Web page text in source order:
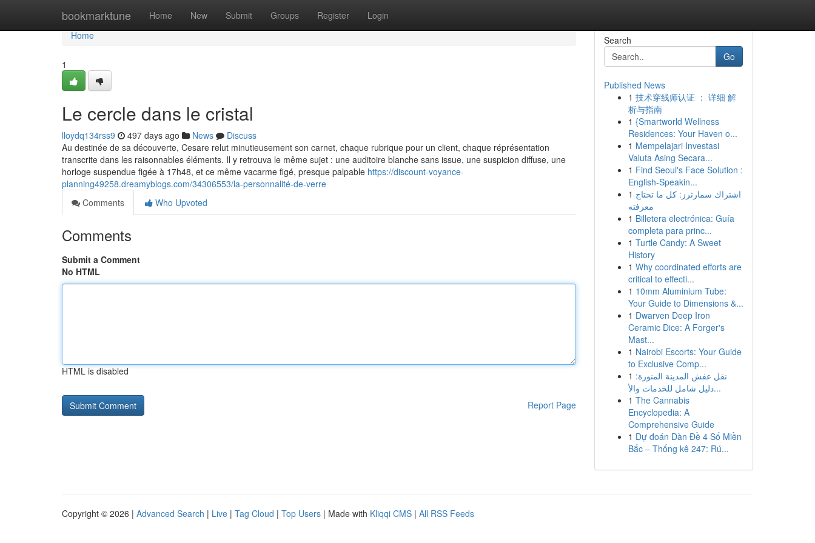
bookmarktune Home New Submit Groups Register Login
Home
Home
1
Le cercle dans le cristal
lloydq134rss9 497 days ago News
Discuss
Au destinée de sa découverte, Cesare relut minutieusement son carnet, chaque rubrique pour un client, chaque réprésentation
transcrite dans les raisonnables éléments. Il y retrouva le même sujet : une auditoire blanche sans issue, une suspicion diffuse, une
horloge suspendue figée à 17h48, et ce même vacarme figé, presque palpable https://discount-voyance-
planning49258.dreamyblogs.com/34306553/la-personnalité-de-verre
Comments
Who Upvoted
Comments
Submit a Comment
No HTML
HTML is disabled
Report Page
Search
Go
Published News
1 技术穿线师认证 ： 详细 解
析与指南
1 {Smartworld Wellness
Residences: Your Haven o...
1 Mempelajari Investasi
Valuta Asing Secara...
1 Find Seoul's Face Solution :
English-Speakin...
1 اشتراك سمارترز: كل ما تحتاج
معرفته
1 Billetera electrónica: Guía
completa para princ...
1 Turtle Candy: A Sweet
History
1 Why coordinated efforts are
critical to effecti...
1 10mm Aluminium Tube:
Your Guide to Dimensions &...
1 Dwarven Deep Iron
Ceramic Dice: A Forger's
Mast...
1 Nairobi Escorts: Your Guide
to Exclusive Comp...
1 نقل عفش المدينة المنورة:
دليل شامل للخدمات والأ...
1 The Cannabis
Encyclopedia: A
Comprehensive Guide
1 Dự đoán Dàn Đề 4 Số Miền
Bắc – Thống kê 247: Rú...
Copyright © 2026 | Advanced Search | Live | Tag Cloud | Top Users | Made with Kliqqi CMS | All RSS Feeds